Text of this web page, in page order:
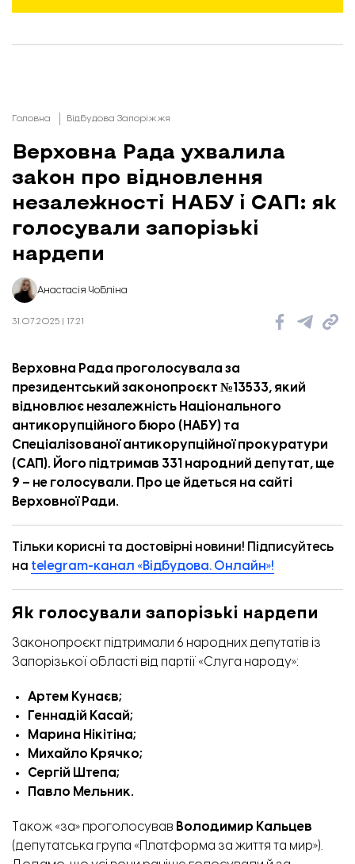
Головна Відбудова Запоріжжя
Верховна Рада ухвалила
закон про відновлення
незалежності НАБУ і САП: як
голосували запорізькі
нардепи
Анастасія Чобліна
31.07.2025 | 17:21
Верховна Рада проголосувала за
президентський законопроєкт №13533, який
відновлює незалежність Національного
антикорупційного бюро (НАБУ) та
Спеціалізованої антикорупційної прокуратури
(САП). Його підтримав 331 народний депутат, ще
9 – не голосували. Про це йдеться на сайті
Верховної Ради.
Тільки корисні та достовірні новини! Підписуйтесь
на telegram-канал «Відбудова. Онлайн»!
Як голосували запорізькі нардепи
Законопроєкт підтримали 6 народних депутатів із
Запорізької області від партії «Слуга народу»:
Артем Кунаєв;
Геннадій Касай;
Марина Нікітіна;
Михайло Крячко;
Сергій Штепа;
Павло Мельник.
Також «за» проголосував Володимир Кальцев
(депутатська група «Платформа за життя та мир»).